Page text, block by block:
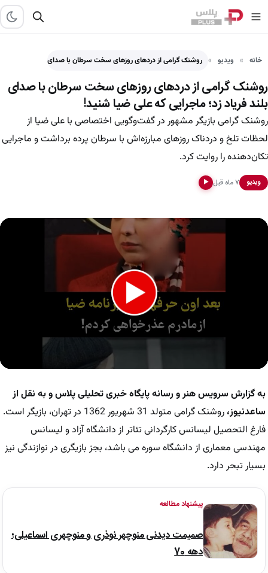
خانه ویدیو روشنک گرامی از دردهای روزهای سخت سرطان با صدای بلند…
روشنک گرامی از دردهای روزهای سخت سرطان با صدای
بلند فریاد زد؛ ماجرایی که علی ضیا شنید!
روشنک گرامی بازیگر مشهور در گفت‌وگویی اختصاصی با علی ضیا از
لحظات تلخ و دردناک روزهای مبارزه‌اش با سرطان پرده برداشت و ماجرایی
تکان‌دهنده را روایت کرد.
ویدیو ۷ ماه قبل ▶
minute,
seconds
به گزارش سرویس هنر و رسانهپایگاه خبری تحلیلی پلاس و به نقل از
ساعدنیوز،
روشنک گرامی متولد 31 شهریور 1362 در تهران، بازیگر است.
فارغ التحصیل لیسانس کارگردانی تئاتر از دانشگاه آزاد و لیسانس
مهندسی معماری از دانشگاه سوره می باشد، بجز بازیگری در نوازندگی نیز
بسیار تبحر دارد.
پیشنهاد مطالعه
صمیمت دیدنی منوچهر نوذری و منوچهری اسماعیلی؛
دهه 70